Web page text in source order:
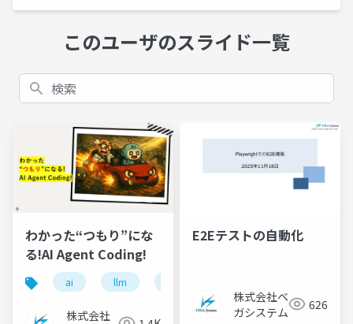
このユーザのスライド一覧
検索
わかった“つもり”にな
る!AI Agent Coding!
ai llm
株式会社
E2Eテストの自動化
株式会社ベ
ガシステム
626